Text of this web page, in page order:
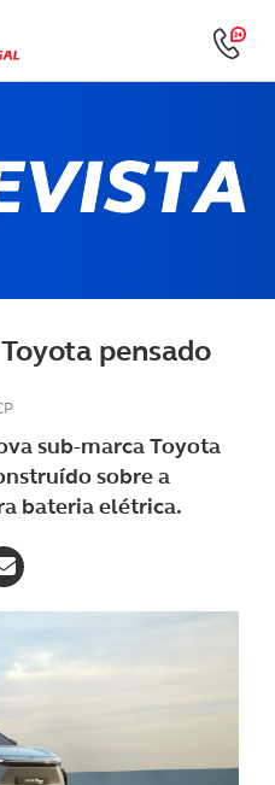
pensado
sub-marca Toyota
sobre a
bateria elétrica.